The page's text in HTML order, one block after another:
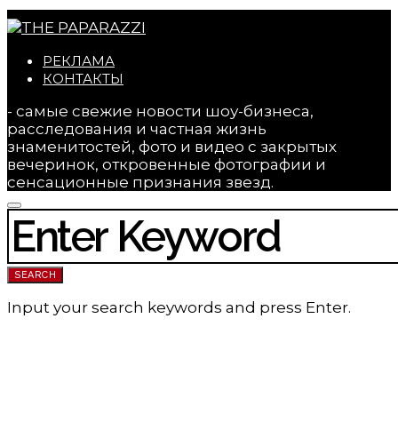
РЕКЛАМА
КОНТАКТЫ
- самые свежие новости шоу-бизнеса,
расследования и частная жизнь
знаменитостей, фото и видео с закрытых
вечеринок, откровенные фотографии и
сенсационные признания звезд.
SEARCH FOR:
SEARCH
Input your search keywords and press Enter.